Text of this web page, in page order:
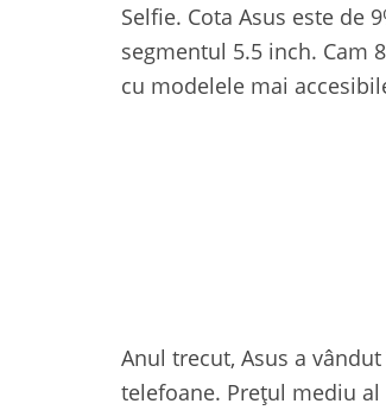
Selfie. Cota Asus este de
segmentul 5.5 inch. Cam
cu modelele mai
Anul trecut, Asus a
telefoane. Prețul mediu